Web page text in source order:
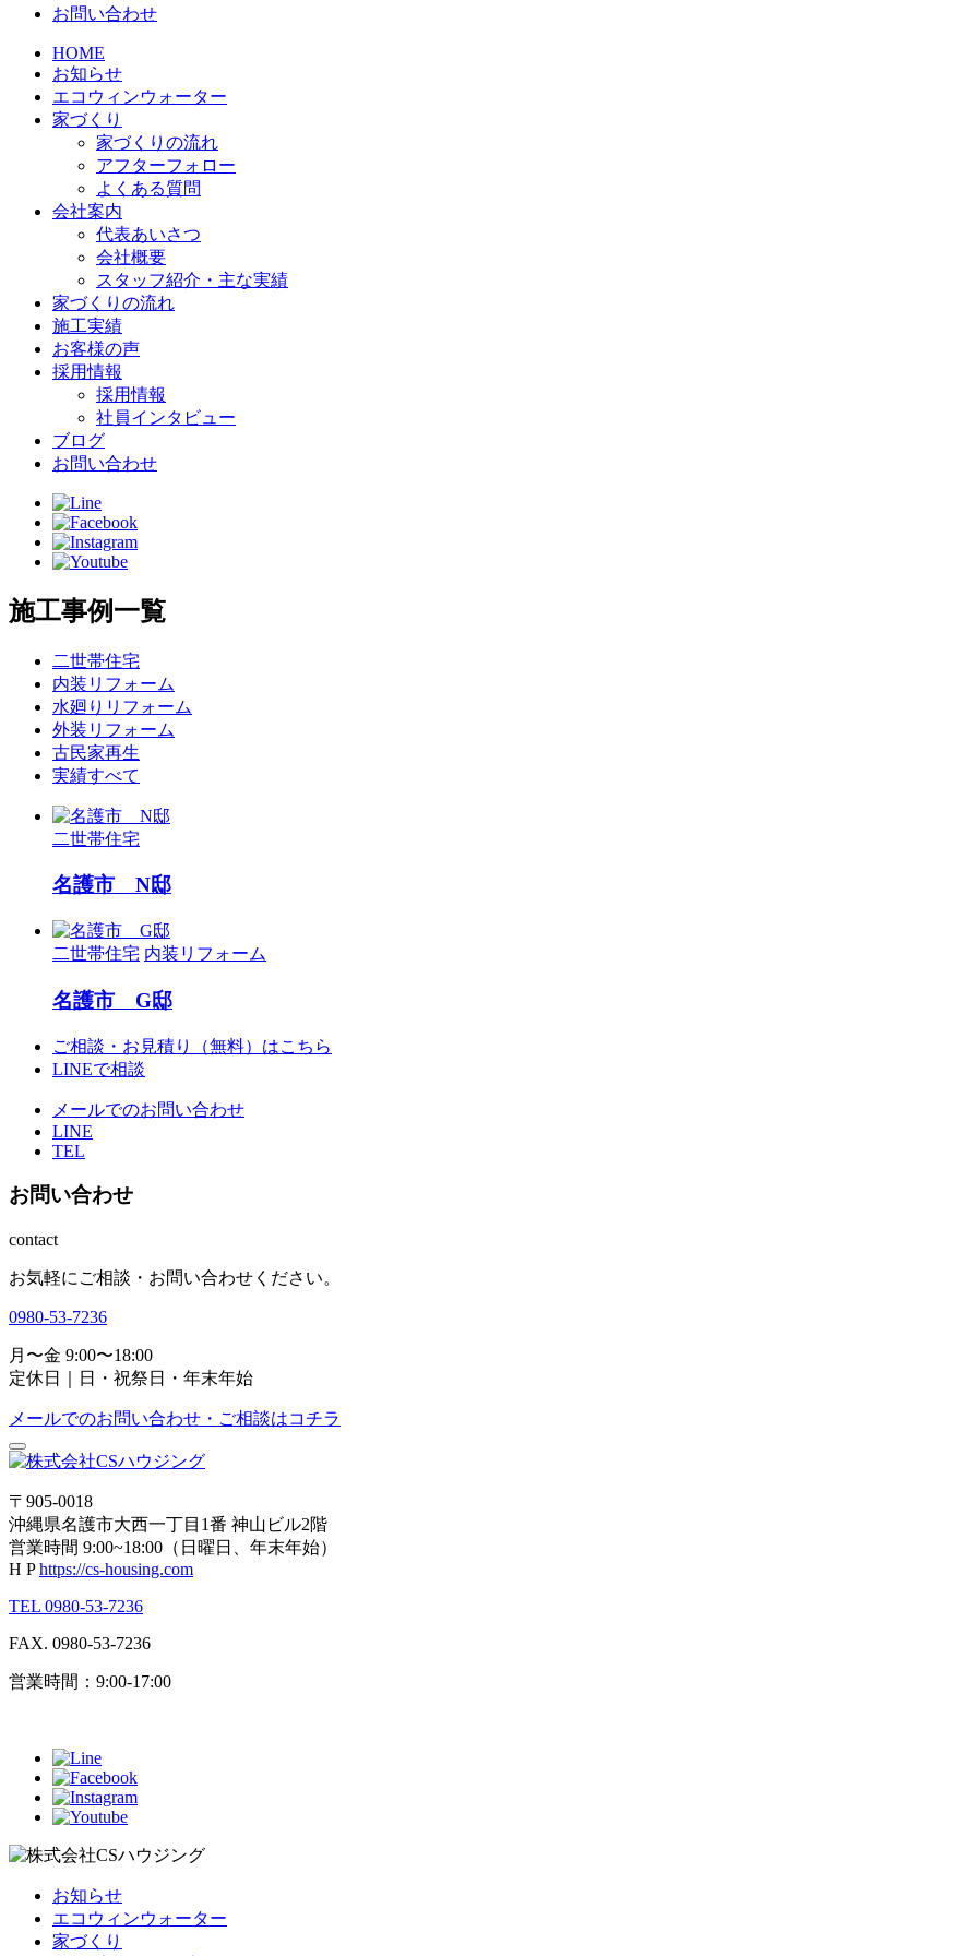
お問い合わせ
HOME
お知らせ
エコウィンウォーター
家づくり
家づくりの流れ
アフターフォロー
よくある質問
会社案内
代表あいさつ
会社概要
スタッフ紹介・主な実績
家づくりの流れ
施工実績
お客様の声
採用情報
採用情報
社員インタビュー
ブログ
お問い合わせ
施工事例一覧
二世帯住宅
内装リフォーム
水廻りリフォーム
外装リフォーム
古民家再生
実績すべて
二世帯住宅
名護市 N邸
二世帯住宅 内装リフォーム
名護市 G邸
ご相談・お見積り（無料）はこちら
LINEで相談
メールでのお問い合わせ
LINE
TEL
お問い合わせ
contact
お気軽にご相談・お問い合わせください。
0980-53-7236
月〜金 9:00〜18:00
定休日｜日・祝祭日・年末年始
メールでのお問い合わせ・ご相談はコチラ
〒905-0018
沖縄県名護市大西一丁目1番 神山ビル2階
営業時間 9:00~18:00（日曜日、年末年始）
H Phttps://cs-housing.com
TEL 0980-53-7236
FAX. 0980-53-7236
営業時間：9:00-17:00
お知らせ
エコウィンウォーター
家づくり